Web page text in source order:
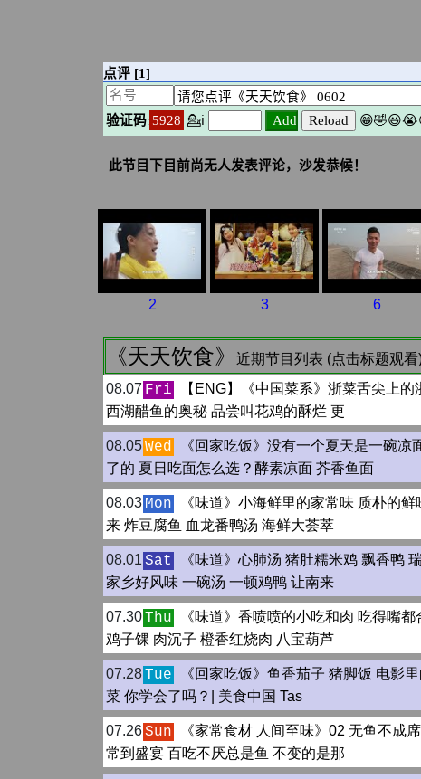
2 3 6
《天天饮食》 近期节目列表 (点击标题观看
08.07 Fri
【ENG】《中国菜系》浙菜舌尖上的
西湖醋鱼的奥秘 品尝叫花鸡的酥烂 更
08.05Wed
《回家吃饭》没有一个夏天是一碗凉
了的 夏日吃面怎么选？酵素凉面 芥香鱼面
08.03 Mon
《味道》小海鲜里的家常味 质朴的鲜
来 炸豆腐鱼 血龙番鸭汤 海鲜大荟萃
08.01Sat
《味道》心肺汤 猪肚糯米鸡 飘香鸭
家乡好风味 一碗汤 一顿鸡鸭 让南来
07.30 Thu
《味道》香喷喷的小吃和肉 吃得嘴都
鸡子馃 肉沉子 橙香红烧肉 八宝葫芦
07.28 Tue
《回家吃饭》鱼香茄子 猪脚饭 电影
菜 你学会了吗？| 美食中国 Tas
07.26Sun
《家常食材 人间至味》02 无鱼不成
常到盛宴 百吃不厌总是鱼 不变的是那